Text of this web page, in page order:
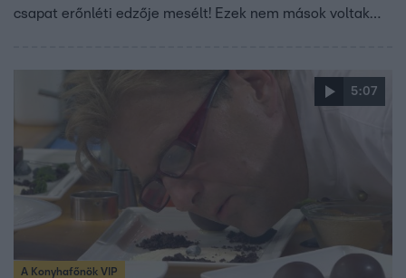
csapat erőnléti edzője mesélt! Ezek nem mások voltak
fontosságáról beszélgetünk Fogarassy Éva,
alvásterapeutával.
5:07
A Konyhafőnök VIP